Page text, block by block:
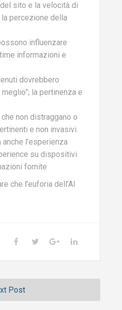
sito e la velocità di
la percezione della
influenzare
informazioni e
dovrebbero
la pertinenza e
non distraggano o
e non invasivi​.
l’esperienza
su dispositivi
fornite​
che l’euforia dell’AI
Post